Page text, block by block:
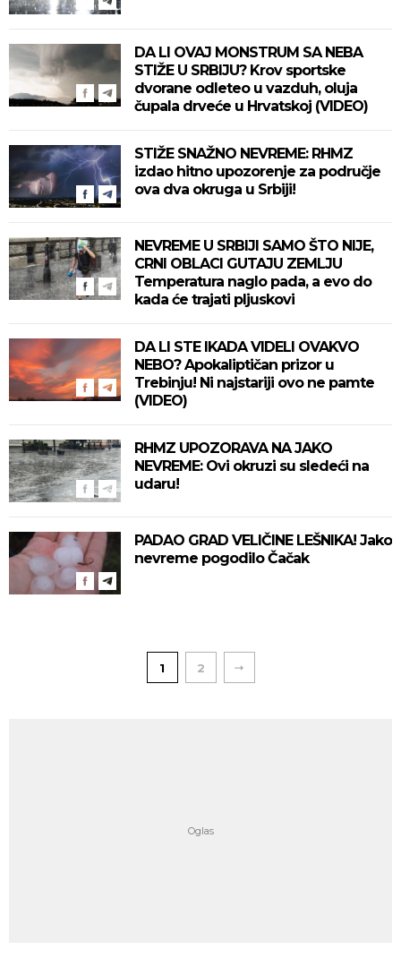
DA LI OVAJ MONSTRUM SA NEBA
STIŽE U SRBIJU? Krov sportske
dvorane odleteo u vazduh, oluja
čupala drveće u Hrvatskoj (VIDEO)
STIŽE SNAŽNO NEVREME: RHMZ
izdao hitno upozorenje za područje
ova dva okruga u Srbiji!
NEVREME U SRBIJI SAMO ŠTO NIJE,
CRNI OBLACI GUTAJU ZEMLJU
Temperatura naglo pada, a evo do
kada će trajati pljuskovi
DA LI STE IKADA VIDELI OVAKVO
NEBO? Apokaliptičan prizor u
Trebinju! Ni najstariji ovo ne pamte
(VIDEO)
RHMZ UPOZORAVA NA JAKO
NEVREME: Ovi okruzi su sledeći na
udaru!
PADAO GRAD VELIČINE LEŠNIKA! Jako
nevreme pogodilo Čačak
1 2